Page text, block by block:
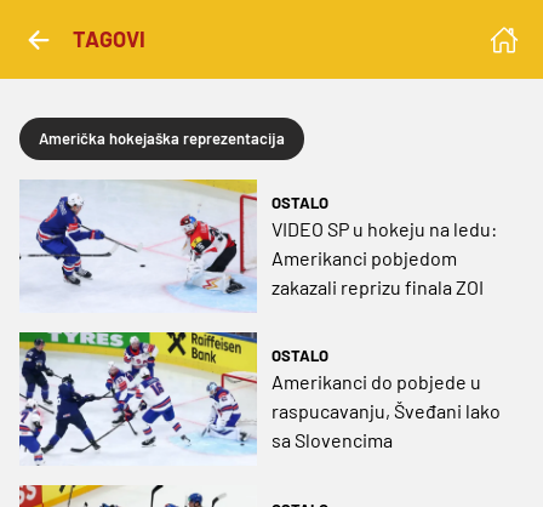
TAGOVI
Američka hokejaška reprezentacija
OSTALO
VIDEO SP u hokeju na ledu:
Amerikanci pobjedom
zakazali reprizu finala ZOI
OSTALO
Amerikanci do pobjede u
raspucavanju, Šveđani lako
sa Slovencima